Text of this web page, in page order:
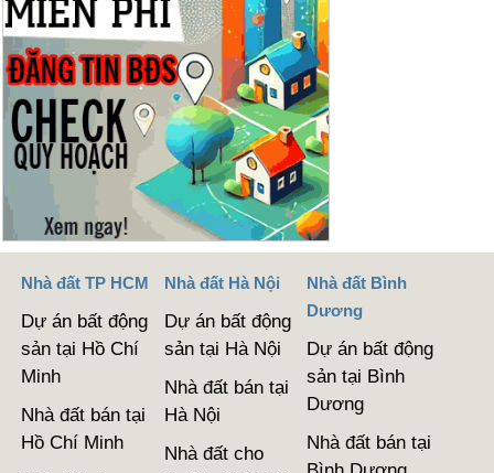
Nhà đất TP HCM
Dự án bất động
sản tại Hồ Chí
Minh
Nhà đất bán tại
Hồ Chí Minh
Nhà đất Hà Nội
Dự án bất động
sản tại Hà Nội
Nhà đất bán tại
Hà Nội
Nhà đất cho
Nhà đất Bình
Dương
Dự án bất động
sản tại Bình
Dương
Nhà đất bán tại